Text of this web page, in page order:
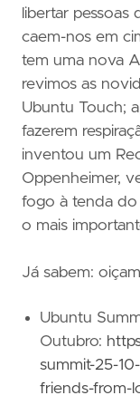
libertar
caem-nos em
tem uma nova
revimos as
Ubuntu Touch;
fazerem
inventou um
Oppenheimer,
fogo à tenda do
o mais
Já sabem:
Ubuntu
Outubro:
summit-25-
friends-from-